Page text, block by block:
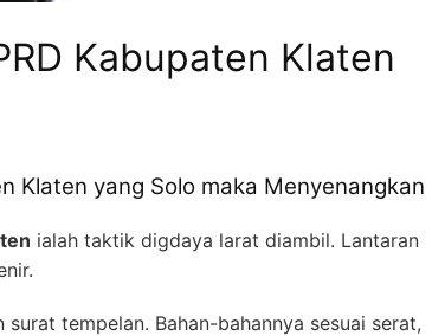
Kabupaten Klaten
Klaten yang Solo maka Menyenangkan
ialah taktik digdaya larat diambil. Lantaran
tempelan. Bahan-bahannya sesuai serat,